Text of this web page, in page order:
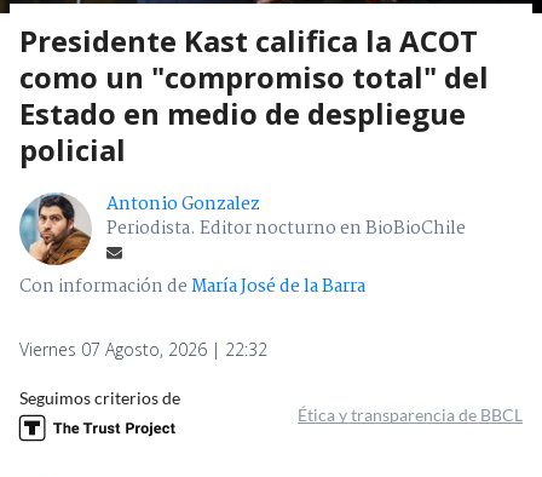
Presidente Kast califica la ACOT
como un "compromiso total" del
Estado en medio de despliegue
policial
Antonio Gonzalez
Periodista. Editor nocturno en BioBioChile
Con información deMaría José de la Barra
Viernes 07 Agosto, 2026 | 22:32
Seguimos criterios de
Ética y transparencia de BBCL